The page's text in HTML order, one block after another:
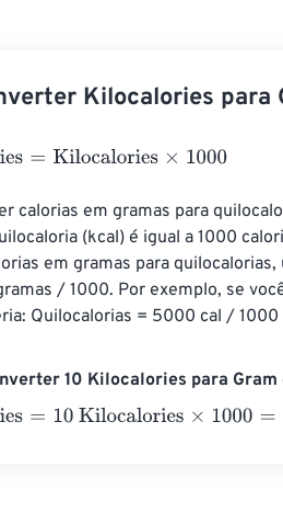
Kilocalories para
=Kilocalories×1000
calorias em gramas para
(kcal) é igual a 1000
em gramas para
/ 1000. Por exemplo, se
Quilocalorias = 5000 cal / 1000
10 Kilocalories para
=10 Kilocalories×1000= 10000